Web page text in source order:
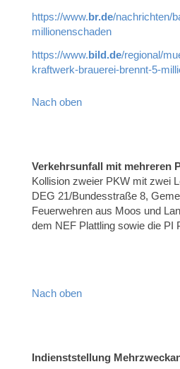
https://www.br.de/nachrichten/
millionenschaden
https://www.bild.de/regional/
kraftwerk-brauerei-brennt-5-
Nach oben
Verkehrsunfall mit mehreren
Kollision zweier PKW mit zwei
DEG 21/Bundesstraße 8,
Feuerwehren aus Moos und
dem NEF Plattling sowie die PI
Nach oben
Indienststellung